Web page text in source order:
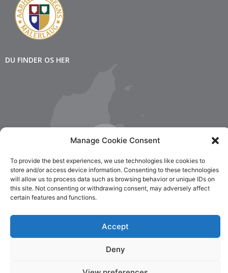
Manage Cookie Consent
To provide the best experiences, we use technologies like cookies to
store and/or access device information. Consenting to these technologies
will allow us to process data such as browsing behavior or unique IDs on
this site. Not consenting or withdrawing consent, may adversely affect
certain features and functions.
Accept
Deny
DU FINDER OS HER
© 2023 Malerfirma Dalsgaard & Co..